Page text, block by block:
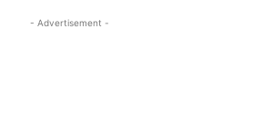
- Advertisement -